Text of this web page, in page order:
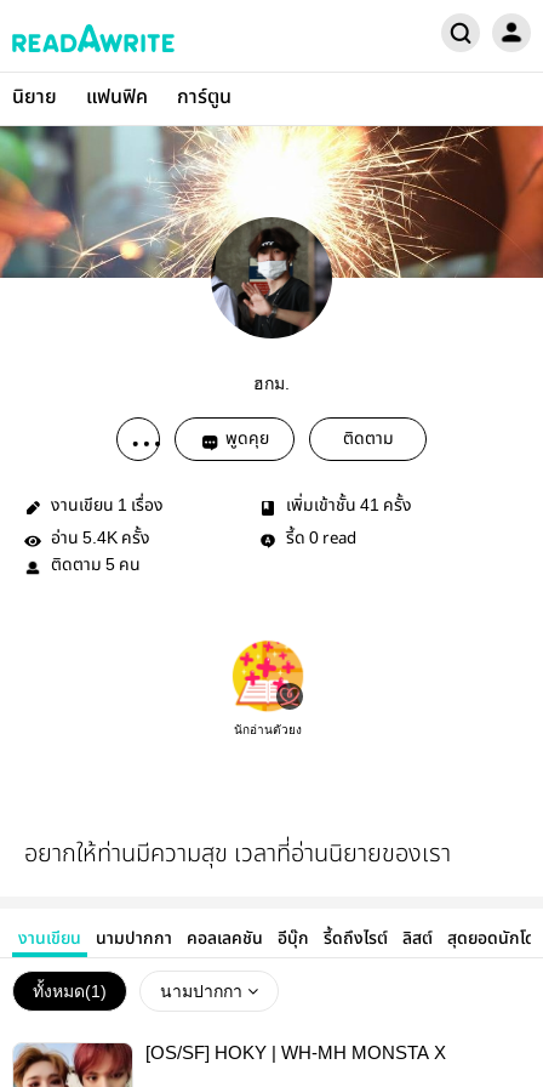
นิยาย แฟนฟิค การ์ตูน
ฮกม.
พูดคุย ติดตาม
งานเขียน 1 เรื่อง เพิ่มเข้าชั้น 41 ครั้ง
อ่าน 5.4K ครั้ง รี้ด 0 read
ติดตาม 5 คน
นักอ่านตัวยง
อยากให้ท่านมีความสุข เวลาที่อ่านนิยายของเรา
งานเขียน นามปากกา คอลเลคชัน อีบุ๊ก รี้ดถึงไรต์ ลิสต์ สุดยอดนักโด
ทั้งหมด(1) นามปากกา
[OS/SF] HOKY | WH-MH MONSTA X